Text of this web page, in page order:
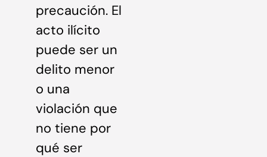
precaución. El
acto ilícito
puede ser un
delito menor
o una
violación que
no tiene por
qué ser